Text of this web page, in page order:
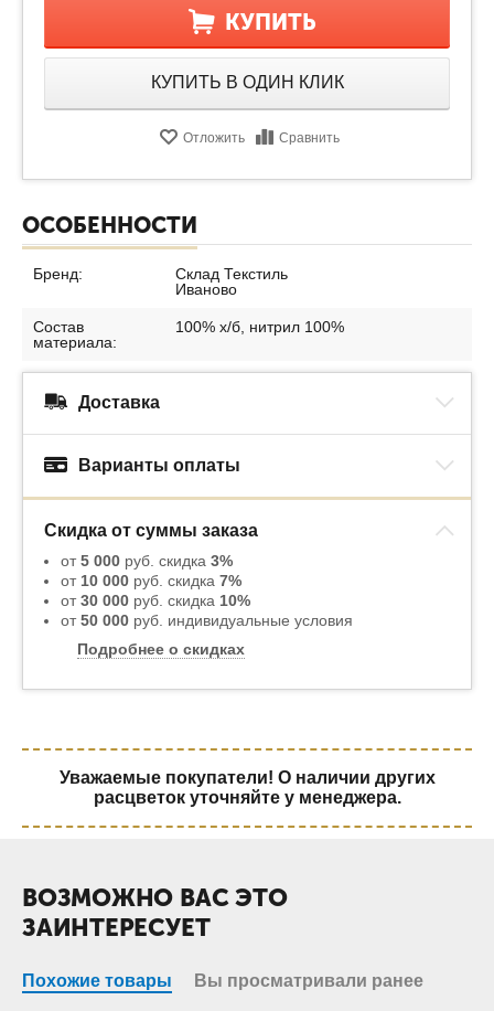
КУПИТЬ
КУПИТЬ В ОДИН КЛИК
Отложить Сравнить
ОСОБЕННОСТИ
Бренд:
Склад Текстиль
Иваново
Состав
материала:
100% х/б, нитрил 100%
Доставка
Варианты оплаты
Скидка от суммы заказа
от5 000 руб. скидка 3%
от 10 000 руб. скидка 7%
от30 000 руб. скидка 10%
от50 000 руб. индивидуальные условия
Подробнее о скидках
Уважаемые покупатели! О наличии других
расцветок уточняйте у менеджера.
ВОЗМОЖНО ВАС ЭТО
ЗАИНТЕРЕСУЕТ
Похожие товары Вы просматривали ранее